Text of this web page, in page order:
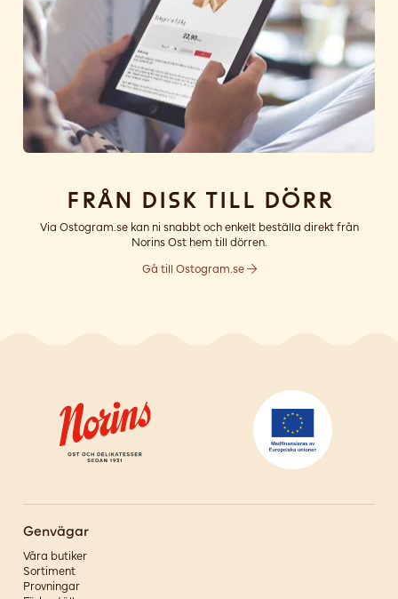
Från disk till dörr
Via Ostogram.se kan ni snabbt och enkelt beställa direkt från
Norins Ost hem till dörren.
Gå till Ostogram.se
Genvägar
Våra butiker
Sortiment
Provningar